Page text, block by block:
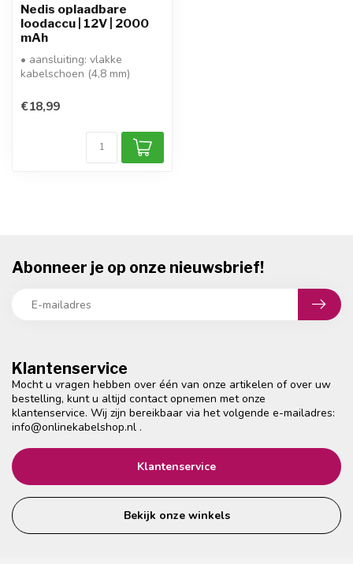
Nedis oplaadbare
loodaccu | 12V | 2000
mAh
• aansluiting: vlakke
kabelschoen (4,8 mm)
• capaciteit: 2000 m...
€18,99
Klantenservice
Mocht u vragen hebben over één van onze artikelen of over uw
bestelling, kunt u altijd contact opnemen met onze
klantenservice. Wij zijn bereikbaar via het volgende e-mailadres:
info@onlinekabelshop.nl .
Klantenservice
Bekijk onze winkels
Abonneer je op onze nieuwsbrief!